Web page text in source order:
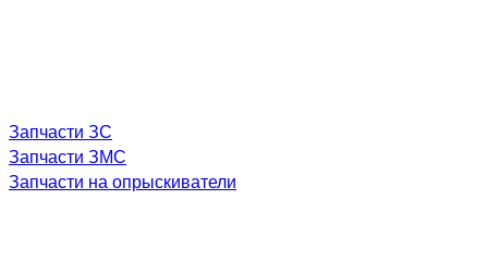
Запчасти ЗС
Запчасти ЗМС
Запчасти на опрыскиватели